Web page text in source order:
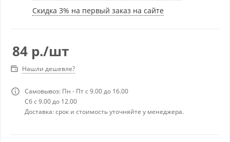
Скидка 3% на первый заказ на сайте
84 р./шт
Нашли дешевле?
Самовывоз: Пн - Пт с 9.00 до 16.00
Сб с 9.00 до 12.00
Доставка: срок и стоимость уточняйте у менеджера.